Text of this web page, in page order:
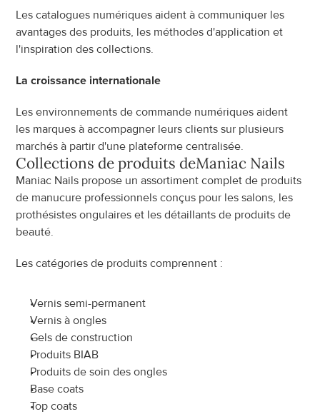
Les catalogues numériques aident à communiquer les
avantages des produits, les méthodes d'application et
l'inspiration des collections.
La croissance internationale
Les environnements de commande numériques aident
les marques à accompagner leurs clients sur plusieurs
marchés à partir d'une plateforme centralisée.
Collections de produits deManiac Nails
Maniac Nails propose un assortiment complet de produits
de manucure professionnels conçus pour les salons, les
prothésistes ongulaires et les détaillants de produits de
beauté.
Les catégories de produits comprennent :
Vernis semi-permanent
Vernis à ongles
Gels de construction
Produits BIAB
Produits de soin des ongles
Base coats
Top coats